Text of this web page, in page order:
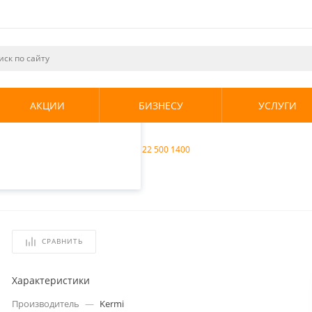
и
использования.
.
АКЦИИ БИЗНЕСУ УСЛУГИ
Kermi Profil-K FKO 22 500 1400
СРАВНИТЬ
Характеристики
Производитель — Kermi